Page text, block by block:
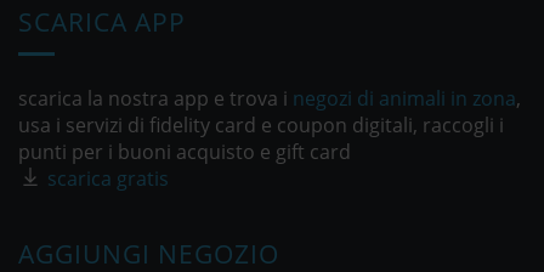
SCARICA APP
scarica la nostra app e trova i negozi di animali in zona,
usa i servizi di fidelity card e coupon digitali, raccogli i
punti per i buoni acquisto e gift card
scarica gratis
AGGIUNGI NEGOZIO